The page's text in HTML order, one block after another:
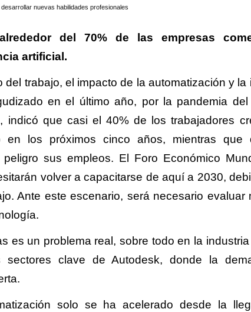
nuevas habilidades profesionales
del 70% de las empresas
artificial.
del trabajo, el impacto de la automatización y la
en el último año, por la pandemia
indicó que casi el 40% de los trabajadores
en los próximos cinco años, mientras
sus empleos. El Foro Económico
volver a capacitarse de aquí a 2030,
Ante este escenario, será necesario evaluar
es un problema real, sobre todo en la
clave de Autodesk, donde la
solo se ha acelerado desde la